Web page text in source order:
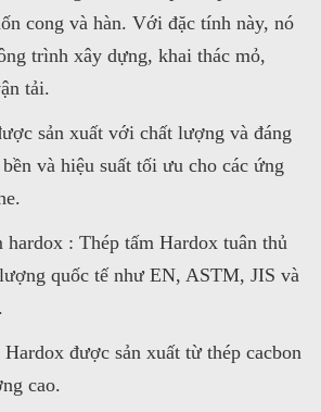
cong và hàn. Với đặc tính này, nó
trình xây dựng, khai thác mỏ,
tải.
sản xuất với chất lượng và đáng
và hiệu suất tối ưu cho các ứng
hardox : Thép tấm Hardox tuân thủ
quốc tế như EN, ASTM, JIS và
được sản xuất từ thép cacbon
cao.